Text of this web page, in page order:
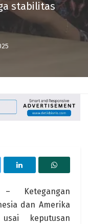
stabilitas
Ketegangan
dan Amerika
keputusan